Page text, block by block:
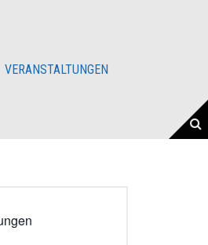
VERANSTALTUNGEN